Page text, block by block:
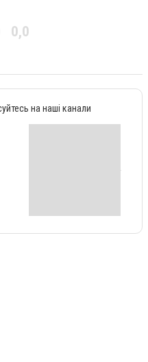
0,0
на наші канали